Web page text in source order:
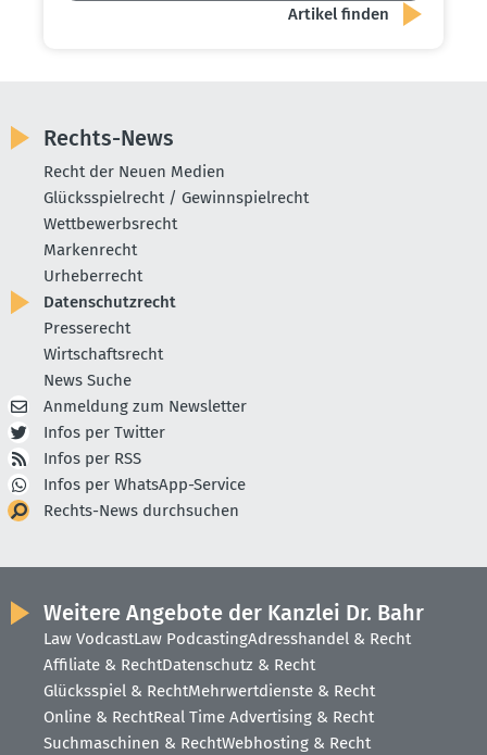
Rechts-News
Recht der Neuen Medien
Glücksspielrecht / Gewinnspielrecht
Wettbewerbsrecht
Markenrecht
Urheberrecht
Datenschutzrecht
Presserecht
Wirtschaftsrecht
News Suche
Anmeldung zum Newsletter
Infos per Twitter
Infos per RSS
Infos per WhatsApp-Service
Rechts-News durchsuchen
Weitere Angebote der Kanzlei Dr. Bahr
Law VodcastLaw PodcastingAdresshandel & Recht
Affiliate & RechtDatenschutz & Recht
Glücksspiel & RechtMehrwertdienste & Recht
Online & RechtReal Time Advertising & Recht
Suchmaschinen & RechtWebhosting & Recht